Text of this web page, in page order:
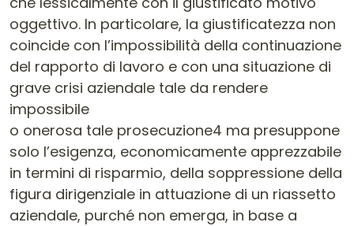
oggettivo. In particolare, la giustificatezza non
coincide con l’impossibilità della continuazione
del rapporto di lavoro e con una situazione di
grave crisi aziendale tale da rendere
impossibile
o onerosa tale prosecuzione4 ma presuppone
solo l’esigenza, economicamente apprezzabile
in termini di risparmio, della soppressione della
figura dirigenziale in attuazione di un riassetto
aziendale, purché non emerga, in base a